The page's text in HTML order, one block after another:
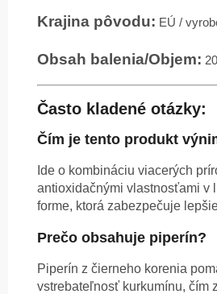
Krajina pôvodu: EÚ /
Obsah balenia/Objem:
Často kladené otázky:
Čím je tento produkt
Ide o kombináciu viacerých
antioxidačnými vlastnosťami v
forme, ktorá zabezpečuje
Prečo obsahuje piperín?
Piperín z čierneho korenia
vstrebateľnosť kurkumínu, čím